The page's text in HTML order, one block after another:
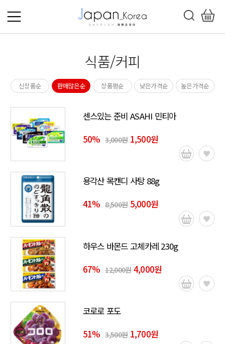
식품/커피
신상품순 판매많은순 상품평순 낮은가격순 높은가격순
센스있는 준비 ASAHI 민티아
50% 3,000원1,500원
용각산 목캔디 사탕 88g
41% 8,500원5,000원
하우스 바몬드 고체카레 230g
67% 12,000원4,000원
코로로 포도
51% 3,500원1,700원